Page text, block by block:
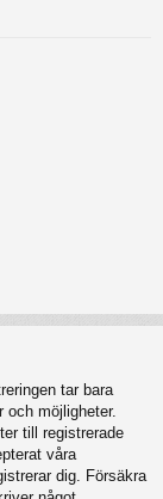
tar bara
möjligheter.
till registrerade
våra
dig. Försäkra